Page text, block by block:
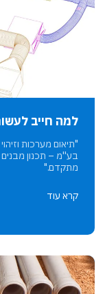
למה חייב
בע''מ – תכנון
מתקדם."
קרא עוד